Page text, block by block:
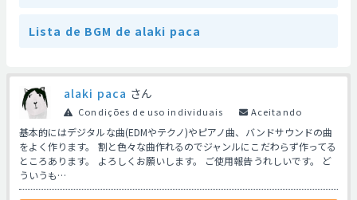
Lista de BGM de alaki paca
alaki paca さん
Condições de uso individuais Aceitando
基本的にはデジタルな曲(EDMやテクノ)やピアノ曲、バンドサウンドの曲
をよく作ります。 割と色々な曲作れるのでジャンルにこだわらず作ってる
ところあります。 よろしくお願いします。 ご使用報告うれしいです。 ど
ういうも…